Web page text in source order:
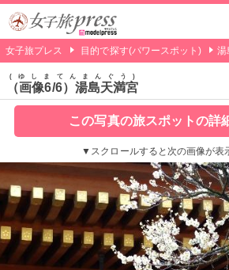
女子旅プレス 目的で探す(パワースポット) 湯
（画像6/6）湯島天満宮
ゆしまてんまんぐう
この写真の旅スポットの詳
▼スクロールすると次の画像が表